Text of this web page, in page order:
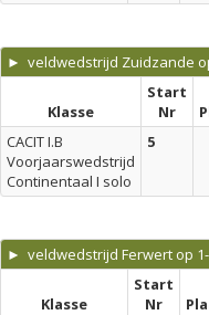
► veldwedstrijd Zuidzande
Klasse
Start
Nr
CACIT I.B
Voorjaarswedstrijd
Continentaal I solo
5
► veldwedstrijd Ferwert op 1-
Klasse
Start
Nr